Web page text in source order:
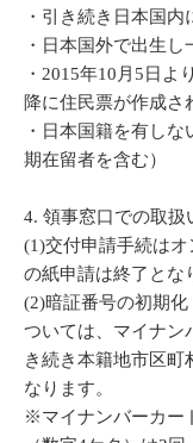
・引き続き日本国
・日本国外で出生
・2015年10月5日よ
降に住民票が作成さ
・日本国籍を有し
期在留者を含む）
4. 領事窓口での取扱
(1)交付申請手続は
の紙申請は終了とな
(2)暗証番号の初期
ついては、マイナン
き続き本籍地市区町
なります。
※マイナンバーカー